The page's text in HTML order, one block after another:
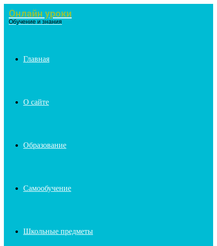
Menu
Онлайн уроки
Обучение и знания
Главная
О сайте
Образование
Самообучение
Школьные предметы